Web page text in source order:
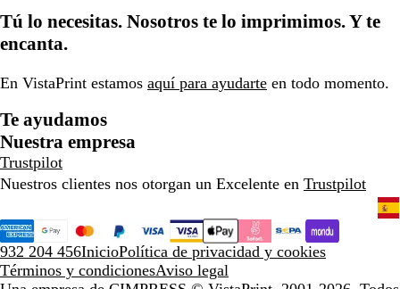
lala
Tú lo necesitas. Nosotros te lo imprimimos. Y te
encanta.
En VistaPrint estamos aquí para ayudarte en todo momento.
Te ayudamos
Nuestra empresa
Trustpilot
Nuestros clientes nos otorgan un Excelente en Trustpilot
932 204 456InicioPolítica de privacidad y cookies
Términos y condicionesAviso legal